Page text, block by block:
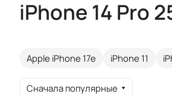
iPhone 14 Pro
Apple iPhone 17e iPhone 11
Сначала популярные